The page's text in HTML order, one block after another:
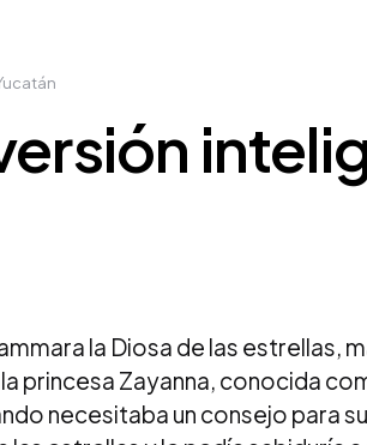
la Diosa de las estrellas,
princesa Zayanna, conocida
necesitaba un consejo para